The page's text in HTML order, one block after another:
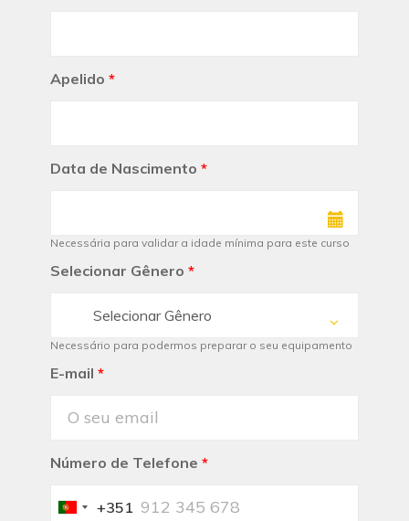
Apelido *
Data de Nascimento *
Necessária para validar a idade mínima para este curso
Selecionar Gênero *
Selecionar Gênero
Necessário para podermos preparar o seu equipamento
E-mail *
Número de Telefone *
Portugal
+351